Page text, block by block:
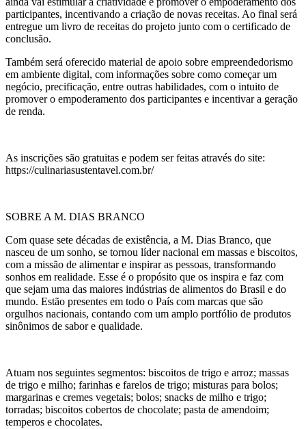
participantes, incentivando a criação de novas receitas. Ao final será
entregue um livro de receitas do projeto junto com o certificado de
conclusão.
Também será oferecido material de apoio sobre empreendedorismo
em ambiente digital, com informações sobre como começar um
negócio, precificação, entre outras habilidades, com o intuito de
promover o empoderamento dos participantes e incentivar a geração
de renda.
As inscrições são gratuitas e podem ser feitas através do site:
https://culinariasustentavel.com.br/
SOBRE A M. DIAS BRANCO
Com quase sete décadas de existência, a M. Dias Branco, que
nasceu de um sonho, se tornou líder nacional em massas e biscoitos,
com a missão de alimentar e inspirar as pessoas, transformando
sonhos em realidade. Esse é o propósito que os inspira e faz com
que sejam uma das maiores indústrias de alimentos do Brasil e do
mundo. Estão presentes em todo o País com marcas que são
orgulhos nacionais, contando com um amplo portfólio de produtos
sinônimos de sabor e qualidade.
Atuam nos seguintes segmentos: biscoitos de trigo e arroz; massas
de trigo e milho; farinhas e farelos de trigo; misturas para bolos;
margarinas e cremes vegetais; bolos; snacks de milho e trigo;
torradas; biscoitos cobertos de chocolate; pasta de amendoim;
temperos e chocolates.